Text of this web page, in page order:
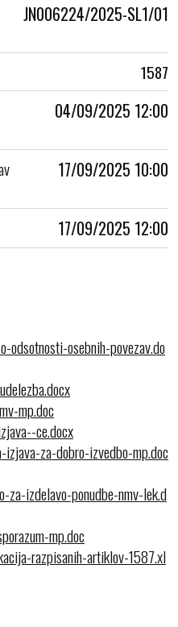
JN006224/2025-SL1/01
1587
04/09/2025 12:00
17/09/2025 10:00
17/09/2025 12:00
osebnih-povezav.do
mp.doc
ce.docx
za-dobro-izvedbo-mp.doc
izdelavo-ponudbe-nmv-lek.d
mp.doc
razpisanih-artiklov-1587.xl